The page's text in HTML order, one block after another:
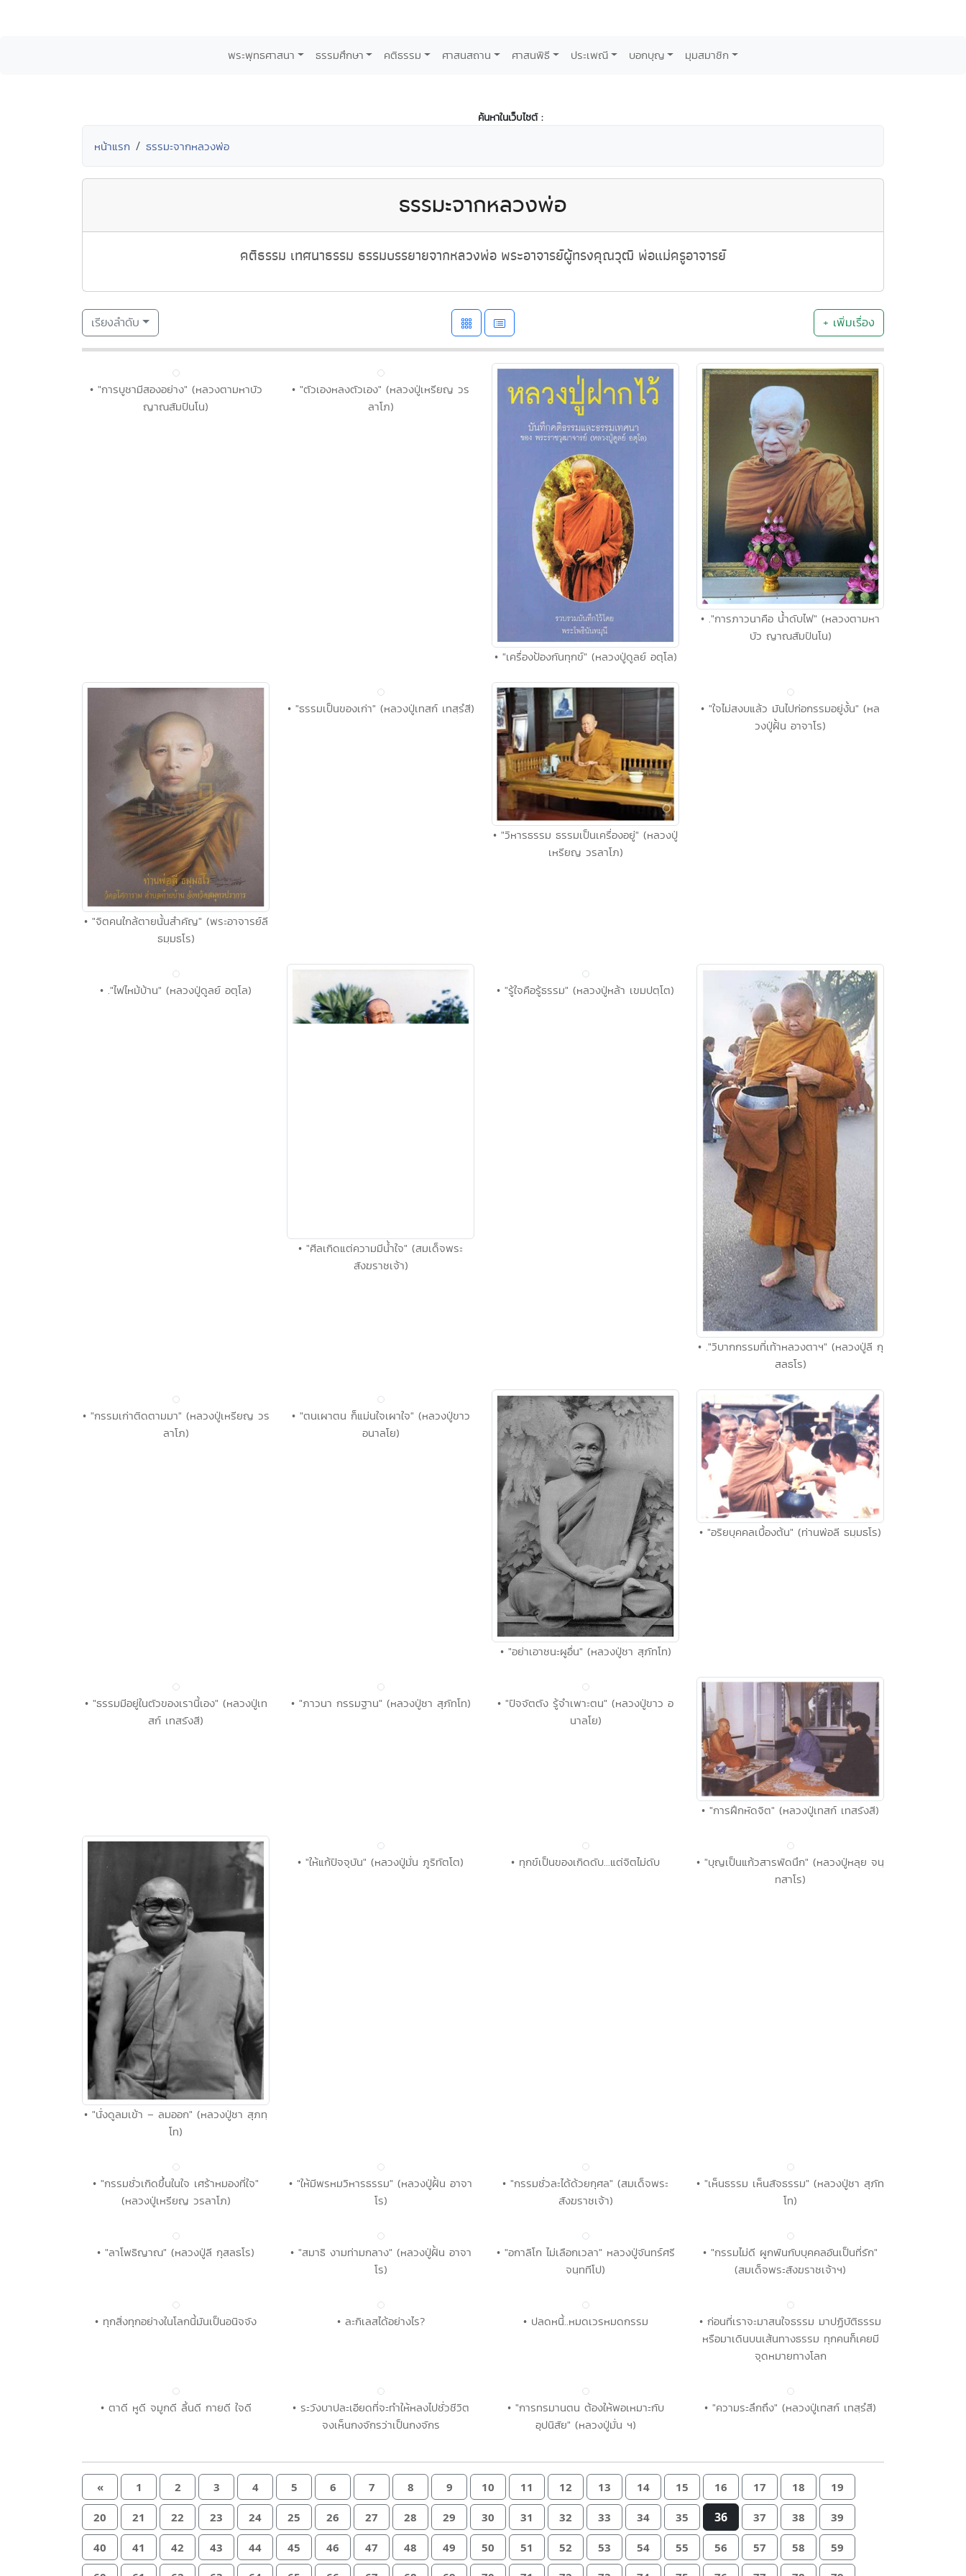
พระพุทธศาสนา ธรรมศึกษา คติธรรม ศาสนสถาน ศาสนพิธี ประเพณี บอกบุญ มุมสมาชิก
ค้นหาในเว็บไซต์ :
หน้าแรก ธรรมะจากหลวงพ่อ
ธรรมะจากหลวงพ่อ
คติธรรม เทศนาธรรม ธรรมบรรยายจากหลวงพ่อ พระอาจารย์ผู้ทรงคุณวุฒิ พ่อแม่ครูอาจารย์
เรียงลำดับ + เพิ่มเรื่อง
• "การบูชามีสองอย่าง" (หลวงตามหาบัว
ญาณสัมปันโน)
• "ตัวเองหลงตัวเอง" (หลวงปู่เหรียญ วร
ลาโภ)
• "เครื่องป้องกันทุกข์" (หลวงปู่ดูลย์ อตุโล)
• ."การภาวนาคือ น้ำดับไฟ" (หลวงตามหา
บัว ญาณสัมปันโน)
• "จิตคนใกล้ตายนั้นสำคัญ" (พระอาจารย์ลี
ธมฺมธโร)
• "ธรรมเป็นของเก่า" (หลวงปู่เทสก์ เทสฺรํสี)
• "วิหารธรรม ธรรมเป็นเครื่องอยู่" (หลวงปู่
เหรียญ วรลาโภ)
• "ใจไม่สงบแล้ว มันไปก่อกรรมอยู่งั้น" (หล
วงปู่ฝั้น อาจาโร)
• ."ไฟไหม้บ้าน" (หลวงปู่ดูลย์ อตุโล)
• "ศีลเกิดแต่ความมีนํ้าใจ" (สมเด็จพระ
สังฆราชเจ้า)
• "รู้ใจคือรู้ธรรม" (หลวงปู่หล้า เขมปตฺโต)
• ."วิบากกรรมที่เท้าหลวงตาฯ" (หลวงปู่ลี กุ
สลธโร)
• "กรรมเก่าติดตามมา" (หลวงปู่เหรียญ วร
ลาโภ)
• "ตนเผาตน ก็แม่นใจเผาใจ" (หลวงปู่ขาว
อนาลโย)
• "อย่าเอาชนะผูอื่น" (หลวงปู่ชา สุภัทโท)
• "อริยบุคคลเบื้องต้น" (ท่านพ่อลี ธมฺมธโร)
• "ธรรมมีอยู่ในตัวของเรานี้เอง" (หลวงปู่เท
สก์ เทสรังสี)
• "ภาวนา กรรมฐาน" (หลวงปู่ชา สุภัทโท)
• "ปัจจัตตัง รู้จำเพาะตน" (หลวงปู่ขาว อ
นาลโย)
• "การฝึกหัดจิต" (หลวงปู่เทสก์ เทสรังสี)
• "นั่งดูลมเข้า – ลมออก" (หลวงปู่ชา สุภทฺ
โท)
• "ให้แก้ปัจจุบัน" (หลวงปู่มั่น ภูริทัตโต) • ทุกข์เป็นของเกิดดับ...แต่จิตไม่ดับ
• "บุญเป็นแก้วสารพัดนึก" (หลวงปู่หลุย จนฺ
ทสาโร)
• "กรรมชั่วเกิดขึ้นในใจ เศร้าหมองที่ใจ"
(หลวงปู่เหรียญ วรลาโภ)
• "ให้มีพรหมวิหารธรรม" (หลวงปู่ฝั้น อาจา
โร)
• "กรรมชั่วละได้ด้วยกุศล" (สมเด็จพระ
สังฆราชเจ้า)
• "เห็นธรรม เห็นสัจธรรม" (หลวงปู่ชา สุภัท
โท)
• "ลาโพธิญาณ" (หลวงปู่ลี กุสลธโร)
• "สมาธิ งามท่ามกลาง" (หลวงปู่ฝั้น อาจา
โร)
• "อกาลิโก ไม่เลือกเวลา" หลวงปู่จันทร์ศรี
จนฺททีโป)
• "กรรมไม่ดี ผูกพันกับบุคคลอันเป็นที่รัก"
(สมเด็จพระสังฆราชเจ้าฯ)
• ทุกสิ่งทุกอย่างในโลกนี้มันเป็นอนิจจัง • ละกิเลสได้อย่างไร? • ปลดหนี้..หมดเวรหมดกรรม
• ก่อนที่เราจะมาสนใจธรรม มาปฏิบัติธรรม
หรือมาเดินบนเส้นทางธรรม ทุกคนก็เคยมี
จุดหมายทางโลก
• ตาดี หูดี จมูกดี ลิ้นดี กายดี ใจดี
• ระวังบาปละเอียดที่จะทำให้หลงไปชั่วชีวิต
จงเห็นกงจักรว่าเป็นกงจักร
• "การทรมานตน ต้องให้พอเหมาะกับ
อุปนิสัย" (หลวงปู่มั่น ฯ)
• "ความระลึกถึง" (หลวงปู่เทสก์ เทสฺรํสี)
« 1 2 3 4 5 6 7 8 9 10 11 12 13 14 15 16 17 18 19
20 21 22 23 24 25 26 27 28 29 30 31 32 33 34 35 36 37 38 39
40 41 42 43 44 45 46 47 48 49 50 51 52 53 54 55 56 57 58 59